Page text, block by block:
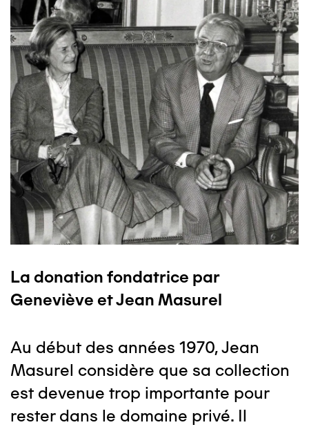
La donation fondatrice par
Geneviève et Jean Masurel
Au début des années 1970, Jean
Masurel considère que sa collection
est devenue trop importante pour
rester dans le domaine privé. Il